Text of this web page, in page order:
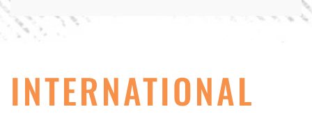
INTERNATIONAL